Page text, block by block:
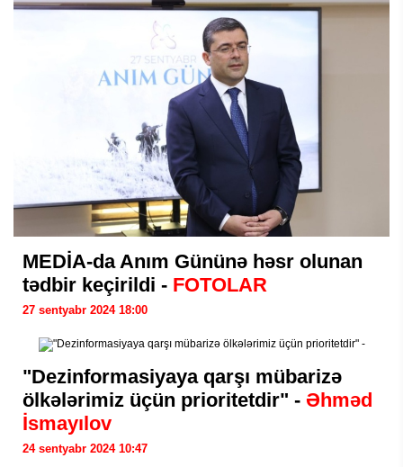
MEDİA-da Anım Gününə həsr olunan
tədbir keçirildi - FOTOLAR
27 sentyabr 2024 18:00
"Dezinformasiyaya qarşı mübarizə
ölkələrimiz üçün prioritetdir" - Əhməd
İsmayılov
24 sentyabr 2024 10:47